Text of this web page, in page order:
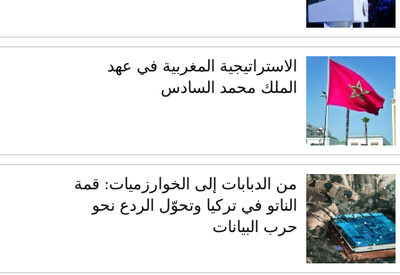
الاستراتيجية المغربية في عهد
الملك محمد السادس
من الدبابات إلى الخوارزميات: قمة
الناتو في تركيا وتحوّل الردع نحو
حرب البيانات